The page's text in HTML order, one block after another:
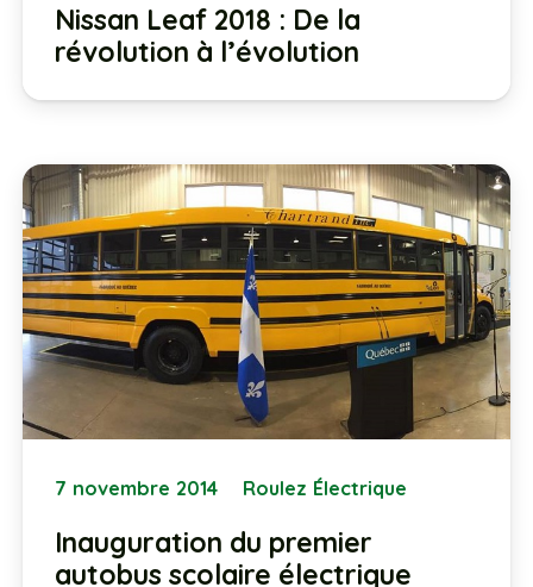
Nissan Leaf 2018 : De la
révolution à l’évolution
7 novembre 2014 Roulez Électrique
Inauguration du premier
autobus scolaire électrique